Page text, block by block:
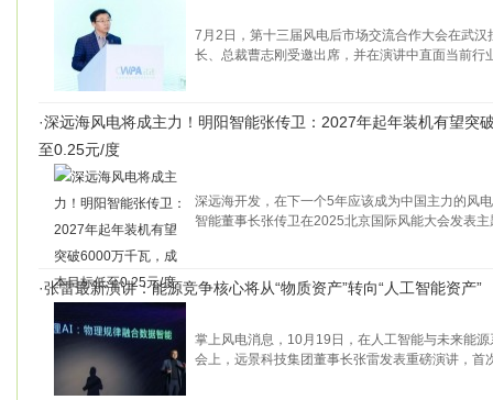
7月2日，第十三届风电后市场交流合作大会在武汉
长、总裁曹志刚受邀出席，并在演讲中直面当前行
·深远海风电将成主力！明阳智能张传卫：2027年起年装机有望突
至0.25元/度
深远海开发，在下一个5年应该成为中国主力的风
智能董事长张传卫在2025北京国际风能大会发表主
·张雷最新演讲：能源竞争核心将从“物质资产”转向“人工智能资产”
掌上风电消息，10月19日，在人工智能与未来能
会上，远景科技集团董事长张雷发表重磅演讲，首